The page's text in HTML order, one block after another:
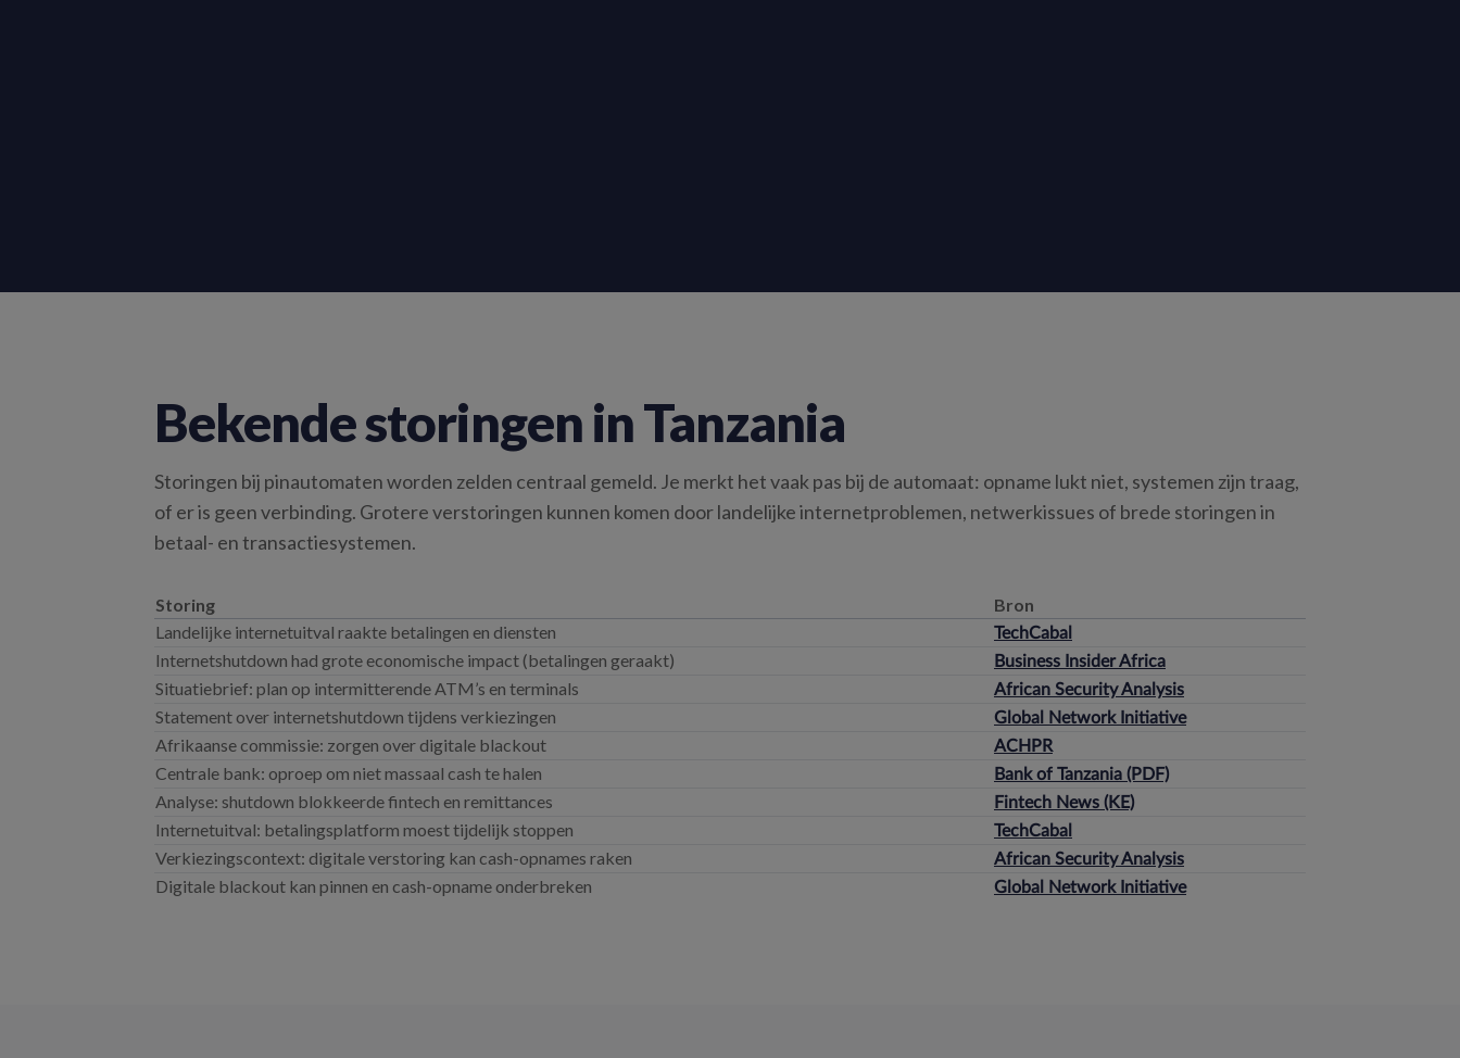
Bekende storingen in Tanzania
Storingen bij pinautomaten worden zelden centraal gemeld. Je merkt het vaak pas bij de automaat: opname lukt niet, systemen zijn traag,
of er is geen verbinding. Grotere verstoringen kunnen komen door landelijke internetproblemen, netwerkissues of brede storingen in
betaal- en transactiesystemen.
Storing
Bron
Landelijke internetuitval raakte betalingen en diensten
TechCabal
Internetshutdown had grote economische impact (betalingen geraakt) Business Insider Africa
Situatiebrief: plan op intermitterende ATM’s en terminals African Security Analysis
Statement over internetshutdown tijdens verkiezingen Global Network Initiative
Afrikaanse commissie: zorgen over digitale blackout ACHPR
Centrale bank: oproep om niet massaal cash te halen Bank of Tanzania (PDF)
Analyse: shutdown blokkeerde fintech en remittances Fintech News (KE)
Internetuitval: betalingsplatform moest tijdelijk stoppen TechCabal
Verkiezingscontext: digitale verstoring kan cash-opnames raken African Security Analysis
Digitale blackout kan pinnen en cash-opname onderbreken Global Network Initiative